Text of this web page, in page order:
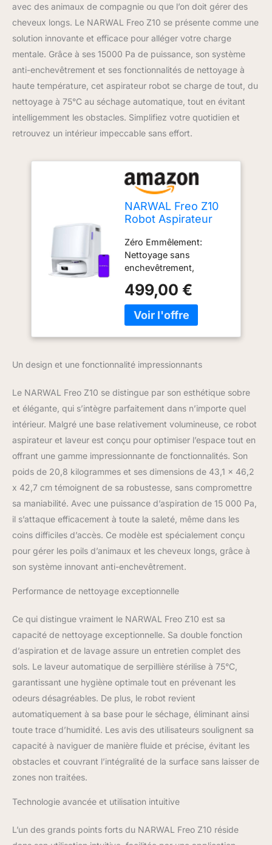
avec des animaux de compagnie ou que l’on doit gérer des
cheveux longs. Le NARWAL Freo Z10 se présente comme une
solution innovante et efficace pour alléger votre charge
mentale. Grâce à ses 15000 Pa de puissance, son système
anti-enchevêtrement et ses fonctionnalités de nettoyage à
haute température, cet aspirateur robot se charge de tout, du
nettoyage à 75°C au séchage automatique, tout en évitant
intelligemment les obstacles. Simplifiez votre quotidien et
retrouvez un intérieur impeccable sans effort.
NARWAL Freo Z10
Robot Aspirateur
Brosse Anti-
emmêlement
Zéro Emmêlement:
Nettoyage sans
enchevêtrement,
NARWAL Freo Z10
DualFlow anti-
enchevêtrement sépare
enchevêtrement,
Avec une aspiration 15
000 Pa, NARWAL Freo
Z10 robot aspirateur
débris, la litière et les
poils d'animaux sur les
sols et tapis, efficacité
jusqu'à 99%. Nettoyage
de Bord et Coin: Aucun
recoin oublié, aucune
saleté tenace. Sols plus
propres avec Edge-
Swing et serpillière
extensible qui atteint
où les robots
NARWAL Freo Z10 offre
une performance pour
éliminer les taches
tenaces (résidus
séchés), et laisse les sols
plus propres avec moins
de traces. Détection
Intelligente Saletés:
Détecte le niveau de
saleté et nettoie à
nouveau les zones très
sales. NARWAL Freo Z10
zones critiques. En cas
NARWAL Freo Z10 relave
et réessuie, évitant la
499,00 €
Un design et une fonctionnalité impressionnants
Le NARWAL Freo Z10 se distingue par son esthétique sobre
et élégante, qui s’intègre parfaitement dans n’importe quel
intérieur. Malgré une base relativement volumineuse, ce robot
aspirateur et laveur est conçu pour optimiser l’espace tout en
offrant une gamme impressionnante de fonctionnalités. Son
poids de 20,8 kilogrammes et ses dimensions de 43,1 x 46,2
x 42,7 cm témoignent de sa robustesse, sans compromettre
sa maniabilité. Avec une puissance d’aspiration de 15 000 Pa,
il s’attaque efficacement à toute la saleté, même dans les
coins difficiles d’accès. Ce modèle est spécialement conçu
pour gérer les poils d’animaux et les cheveux longs, grâce à
son système innovant anti-enchevêtrement.
Performance de nettoyage exceptionnelle
Ce qui distingue vraiment le NARWAL Freo Z10 est sa
capacité de nettoyage exceptionnelle. Sa double fonction
d’aspiration et de lavage assure un entretien complet des
sols. Le laveur automatique de serpillière stérilise à 75°C,
garantissant une hygiène optimale tout en prévenant les
odeurs désagréables. De plus, le robot revient
automatiquement à sa base pour le séchage, éliminant ainsi
toute trace d’humidité. Les avis des utilisateurs soulignent sa
capacité à naviguer de manière fluide et précise, évitant les
obstacles et couvrant l’intégralité de la surface sans laisser de
zones non traitées.
Technologie avancée et utilisation intuitive
L’un des grands points forts du NARWAL Freo Z10 réside